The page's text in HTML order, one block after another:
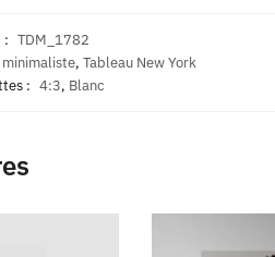
: TDM_1782
minimaliste, Tableau New York
: 4:3, Blanc